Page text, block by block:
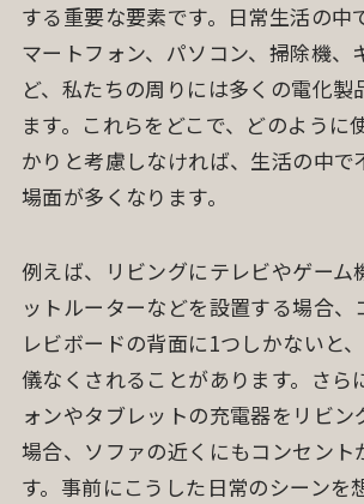
する重要な要素です。日常生活の中
マートフォン、パソコン、掃除機、
ど、私たちの周りには多くの電化製
ます。これらをどこで、どのように
かりと考慮しなければ、生活の中で
場面が多くなります。
例えば、リビングにテレビやゲーム
ットルーターなどを設置する場合、
レビボードの背面に1つしかないと
儀なくされることがあります。さら
ォンやタブレットの充電器をリビン
場合、ソファの近くにもコンセント
す。事前にこうした日常のシーンを